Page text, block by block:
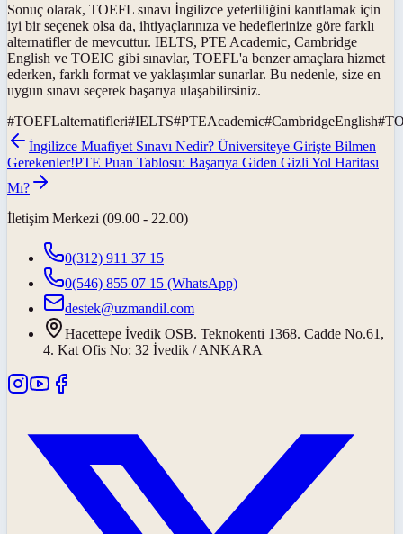
Sonuç olarak, TOEFL sınavı İngilizce yeterliliğini kanıtlamak için
iyi bir seçenek olsa da, ihtiyaçlarınıza ve hedeflerinize göre farklı
alternatifler de mevcuttur. IELTS, PTE Academic, Cambridge
English ve TOEIC gibi sınavlar, TOEFL'a benzer amaçlara hizmet
ederken, farklı format ve yaklaşımlar sunarlar. Bu nedenle, size en
uygun sınavı seçerek başarıya ulaşabilirsiniz.
#TOEFLalternatifleri#IELTS#PTEAcademic#CambridgeEnglish#
İngilizce Muafiyet Sınavı Nedir? Üniversiteye Girişte Bilmen
Gerekenler!PTE Puan Tablosu: Başarıya Giden Gizli Yol Haritası
Mı?
İletişim Merkezi (09.00 - 22.00)
0(312) 911 37 15
0(546) 855 07 15 (WhatsApp)
destek@uzmandil.com
Hacettepe İvedik OSB. Teknokenti 1368. Cadde No.61,
4. Kat Ofis No: 32 İvedik / ANKARA